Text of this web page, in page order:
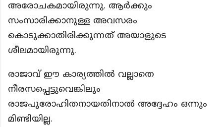
അരോചകമായിരുന്നു. ആർക്കും
സംസാരിക്കാനുള്ള അവസരം
കൊടുക്കാതിരിക്കുന്നത് അയാളുടെ
ശീലമായിരുന്നു.
രാജാവ് ഈ കാര്യത്തിൽ വല്ലാതെ
നീരസപ്പെട്ടുവെങ്കിലും
രാജപുരോഹിതനായതിനാൽ അദ്ദേഹം ഒന്നും
മിണ്ടിയില്ല.